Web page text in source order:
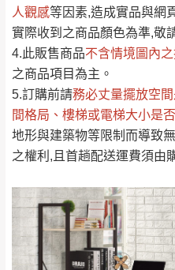
人觀感等因素,造成實品與網
實際收到之商品顏色為準,敬
4.此販售商品不含情境圖內
之商品項目為主。
5.訂購前請務必丈量擺放空
間格局、 樓梯或電梯大小是
地形與建築物等限制而導致
之權利,且首趟配送運費須由
桃園
新竹
台北
若商品價格或庫存有
單。部分網路商品恕無
見諒！
接單後二日內(不
電話聯絡或E-Mail
（線上客服 LINE
下單前先詢問是否
（洽詢方式請搜尋
運送範圍：限定北
地區恕無法提供運
只顯示附上評論